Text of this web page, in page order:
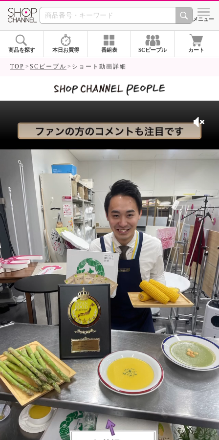
SHOP CHANNEL シメニュー
商品を探す 本日お買得 番組表 SCピープル カート
TOP SCピープル ショート動画詳細